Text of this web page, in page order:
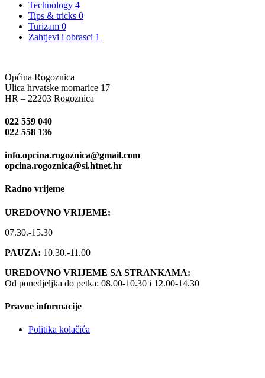
Technology 4
Tips & tricks 0
Turizam 0
Zahtjevi i obrasci 1
Općina Rogoznica
Ulica hrvatske mornarice 17
HR – 22203 Rogoznica
022 559 040
022 558 136
info.opcina.rogoznica@gmail.com
opcina.rogoznica@si.htnet.hr
Radno vrijeme
UREDOVNO VRIJEME:
07.30.-15.30
PAUZA: 10.30.-11.00
UREDOVNO VRIJEME SA STRANKAMA:
Od ponedjeljka do petka: 08.00-10.30 i 12.00-14.30
Pravne informacije
Politika kolačića